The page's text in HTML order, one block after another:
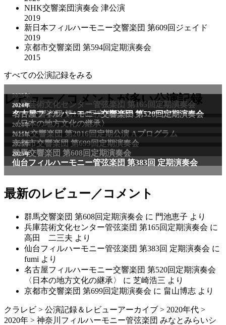
NHK交響楽団演奏会 津公演
2019
新日本フィルハーモニー交響楽団 第609回ジェイド
2019
京都市交響楽団 第594回定期演奏会
2015
すべての公演記録をみる
レビュー／コメントが多い公演記録
2025年
兵庫芸術文化センター管弦楽団 第165回定期演奏会
2011年
NHK交響楽団 第1706回定期公演Aプログラム
2024年
名古屋フィルハーモニー交響楽団 第520回定期演奏会
〈日本の地方文化の継承〉
2024年
NHK交響楽団 第2016回定期公演 Aプログラム
2025年
京都市交響楽団 第699回定期演奏会
2025年
群馬交響楽団 第608回定期演奏会
2025年
仙台フィルハーモニー管弦楽団 第383回 定期演奏会
最新のレビュー／コメント
群馬交響楽団 第608回定期演奏会 に 門池恵子 より
兵庫芸術文化センター管弦楽団 第165回定期演奏会 に
高田 二三夫 より
仙台フィルハーモニー管弦楽団 第383回 定期演奏会 に
fumi より
名古屋フィルハーモニー交響楽団 第520回定期演奏会
〈日本の地方文化の継承〉
に 芝崎浩三 より
京都市交響楽団 第699回定期演奏会 に 畠山博志 より
クラレビ > 公演記録＆レビューアーカイブ > 2020年代 >
2020年 > 神奈川フィルハーモニー管弦楽団 みなとみらいシ